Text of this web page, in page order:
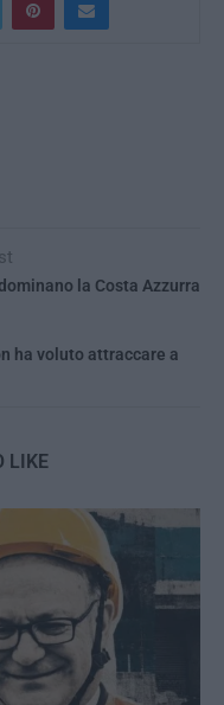
la Costa Azzurra
ha voluto attraccare a
LIKE